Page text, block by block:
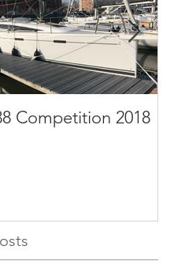
Competition 2018